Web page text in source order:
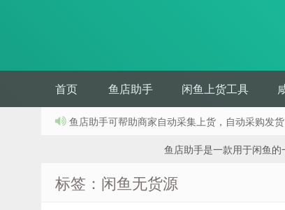
首页 鱼店助手 闲鱼上货工具
鱼店助手可帮助商家自动采集上货，自动采购发
鱼店助手是一款用于闲鱼
标签：闲鱼无货源